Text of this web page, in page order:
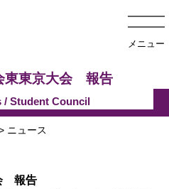
メニュー
ニュース
東東京大会 報告
報告